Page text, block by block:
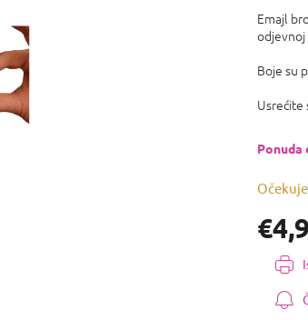
0,0
od
5
zvjezdica.
Izmjeri
cijenu:
Ponuda
Emajl
odjevnoj
Boje su
Usrećite